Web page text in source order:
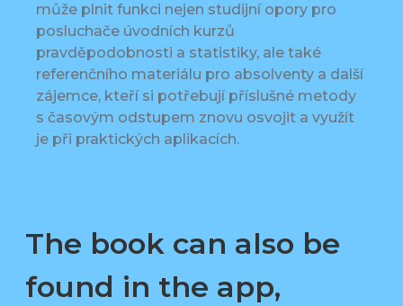
může plnit funkci nejen studijní opory pro
posluchače úvodních kurzů
pravděpodobnosti a statistiky, ale také
referenčního materiálu pro absolventy a další
zájemce, kteří si potřebují příslušné metody
s časovým odstupem znovu osvojit a využít
je při praktických aplikacích.
The book can also be
found in the app,